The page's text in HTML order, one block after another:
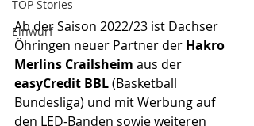
TOP Stories
Einwurf
Ab der Saison 2022/23 ist Dachser
Öhringen neuer Partner der Hakro
Merlins Crailsheim aus der
easyCredit BBL (Basketball
Bundesliga) und mit Werbung auf
den LED-Banden sowie weiteren